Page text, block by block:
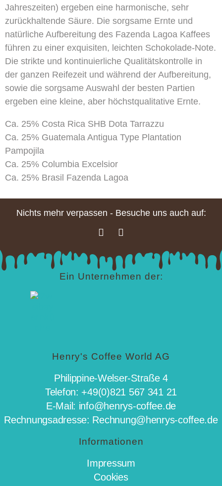
Jahreszeiten) ergeben eine harmonische, sehr
zurückhaltende Säure. Die sorgsame Ernte und
natürliche Aufbereitung des Fazenda Lagoa Kaffees
führen zu einer exquisiten, leichten Schokolade-Note.
Die strikte und kontinuierliche Qualitätskontrolle in
der ganzen Reifezeit und während der Aufbereitung,
sowie die sorgsame Auswahl der besten Partien
ergeben eine kleine, aber höchstqualitative Ernte.
Ca. 25% Costa Rica SHB Dota Tarrazzu
Ca. 25% Guatemala Antigua Type Plantation
Pampojila
Ca. 25% Columbia Excelsior
Ca. 25% Brasil Fazenda Lagoa
Nichts mehr verpassen - Besuche uns auch auf:
Ein Unternehmen der:
Henry's Coffee World AG
Philippine-Welser-Straße 4
Telefon: +49(0)821 567 341 21
E-Mail: info@henrys-coffee.de
Rechnungsadresse: Rechnung@henrys-coffee.de
Informationen
Impressum
Cookies